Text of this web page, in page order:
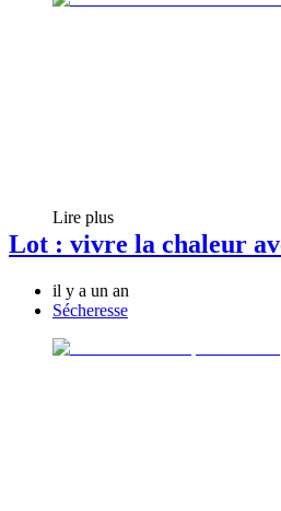
Lire plus
Lot : vivre la chaleur
il y a un an
Sécheresse